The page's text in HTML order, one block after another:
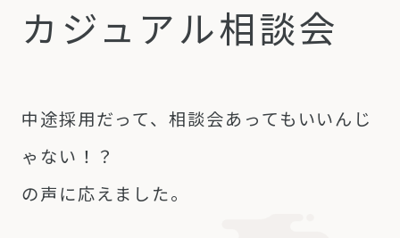
カジュアル相談会
中途採用だって、相談会あってもいいんじ
ゃない！？
の声に応えました。